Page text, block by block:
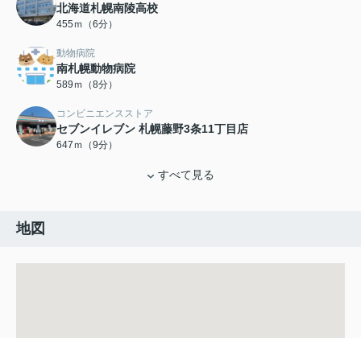
北海道札幌南陵高校
455ｍ（6分）
動物病院
南札幌動物病院
589ｍ（8分）
コンビニエンスストア
セブンイレブン 札幌藤野3条11丁目店
647ｍ（9分）
すべて見る
地図